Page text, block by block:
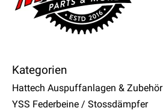
Kategorien
Hattech Auspuffanlagen & Zubehör
YSS Federbeine / Stossdämpfer